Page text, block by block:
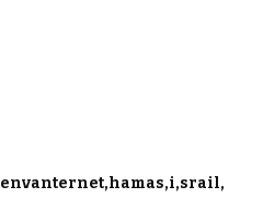
envanternet hamas i srail